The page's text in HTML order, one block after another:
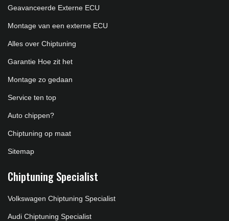
Geavanceerde Externe ECU
Montage van een externe ECU
Alles over Chiptuning
Garantie Hoe zit het
Montage zo gedaan
Service ten top
Auto chippen?
Chiptuning op maat
Sitemap
Chiptuning Specialist
Volkswagen Chiptuning Specialist
Audi Chiptuning Specialist